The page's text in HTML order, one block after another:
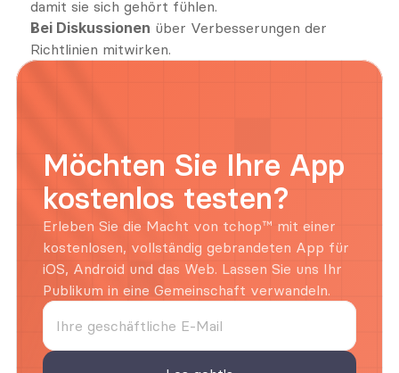
damit sie sich gehört fühlen.
Bei Diskussionen über Verbesserungen der
Richtlinien mitwirken.
Möchten Sie Ihre App
kostenlos testen?
Erleben Sie die Macht von tchop™ mit einer
kostenlosen, vollständig gebrandeten App für
iOS, Android und das Web. Lassen Sie uns Ihr
Publikum in eine Gemeinschaft verwandeln.